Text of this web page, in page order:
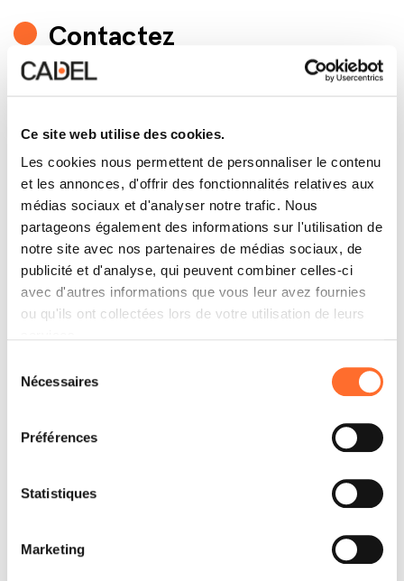
Ce site web utilise des cookies.
Les cookies nous permettent de personnaliser le contenu
et les annonces, d'offrir des fonctionnalités relatives aux
médias sociaux et d'analyser notre trafic. Nous
partageons également des informations sur l'utilisation de
notre site avec nos partenaires de médias sociaux, de
publicité et d'analyse, qui peuvent combiner celles-ci
avec d'autres informations que vous leur avez fournies
ou qu'ils ont collectées lors de votre utilisation de leurs
Nécessaires
Préférences
Statistiques
Marketing
Contactez